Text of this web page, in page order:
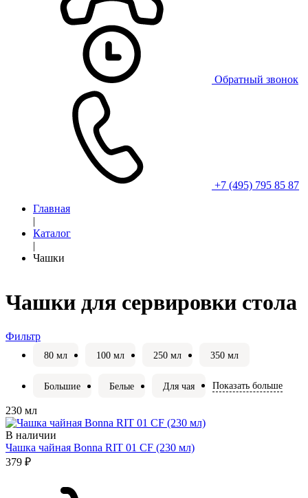
Обратный звонок
+7 (495) 795 85 87
Главная
|
Каталог
|
Чашки
Чашки для сервировки стола
Фильтр
80 мл 100 мл 250 мл 350 мл
Большие Белые Для чая Показать больше
230 мл
В наличии
Чашка чайная Bonna RIT 01 CF (230 мл)
379 ₽